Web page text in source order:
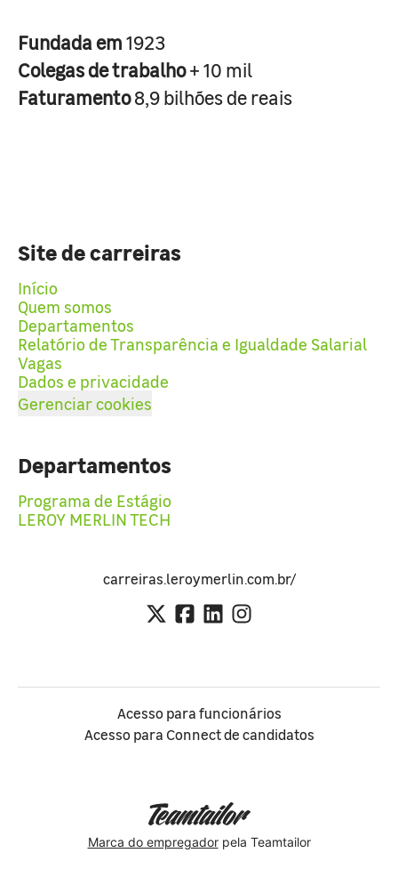
Fundada em1923
Colegas de trabalho+ 10 mil
Faturamento8,9 bilhões de reais
Site de carreiras
Início
Quem somos
Departamentos
Relatório de Transparência e Igualdade Salarial
Vagas
Dados e privacidade
Gerenciar cookies
Departamentos
Programa de Estágio
LEROY MERLIN TECH
carreiras.leroymerlin.com.br/
Acesso para funcionários
Acesso para Connect de candidatos
Marca do empregadorpela Teamtailor